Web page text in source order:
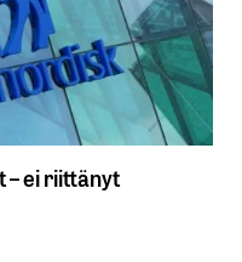
– ei riittänyt